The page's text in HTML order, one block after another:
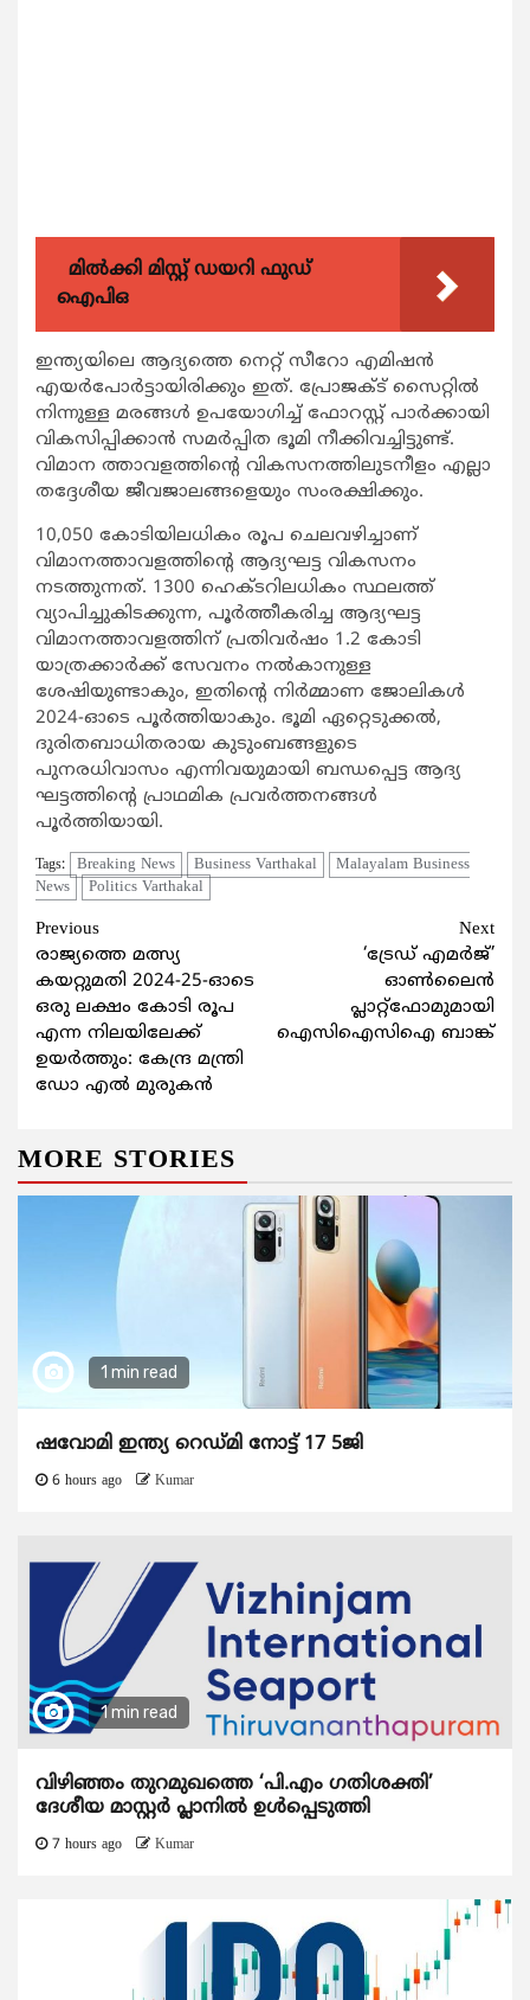
മിൽക്കി മിസ്റ്റ് ഡയറി ഫുഡ്
ഐപിഒ
ഇന്ത്യയിലെ ആദ്യത്തെ നെറ്റ് സീറോ എമിഷന്‍
എയര്‍പോര്‍ട്ടായിരിക്കും ഇത്. പ്രോജക്ട് സൈറ്റില്‍
നിന്നുള്ള മരങ്ങള്‍ ഉപയോഗിച്ച് ഫോറസ്റ്റ് പാര്‍ക്കായി
വികസിപ്പിക്കാന്‍ സമര്‍പ്പിത ഭൂമി നീക്കിവച്ചിട്ടുണ്ട്.
വിമാന ത്താവളത്തിന്റെ വികസനത്തിലുടനീളം എല്ലാ
തദ്ദേശീയ ജീവജാലങ്ങളെയും സംരക്ഷിക്കും.
10,050 കോടിയിലധികം രൂപ ചെലവഴിച്ചാണ്
വിമാനത്താവളത്തിന്റെ ആദ്യഘട്ട വികസനം
നടത്തുന്നത്. 1300 ഹെക്ടറിലധികം സ്ഥലത്ത്
വ്യാപിച്ചുകിടക്കുന്ന, പൂര്‍ത്തീകരിച്ച ആദ്യഘട്ട
വിമാനത്താവളത്തിന് പ്രതിവര്‍ഷം 1.2 കോടി
യാത്രക്കാര്‍ക്ക് സേവനം നല്‍കാനുള്ള
ശേഷിയുണ്ടാകും, ഇതിന്റെ നിര്‍മ്മാണ ജോലികള്‍
2024-ഓടെ പൂര്‍ത്തിയാകും. ഭൂമി ഏറ്റെടുക്കല്‍,
ദുരിതബാധിതരായ കുടുംബങ്ങളുടെ
പുനരധിവാസം എന്നിവയുമായി ബന്ധപ്പെട്ട ആദ്യ
ഘട്ടത്തിന്റെ പ്രാഥമിക പ്രവര്‍ത്തനങ്ങള്‍
പൂര്‍ത്തിയായി.
Tags: Breaking News Business Varthakal
Malayalam Business
News
Politics Varthakal
Continue
Reading
Previous
രാജ്യത്തെ മത്സ്യ
കയറ്റുമതി 2024-25-ഓടെ
ഒരു ലക്ഷം കോടി രൂപ
എന്ന നിലയിലേക്ക്
ഉയര്‍ത്തും: കേന്ദ്ര മന്ത്രി
ഡോ എല്‍ മുരുകന്‍
Next
‘ട്രേഡ് എമര്‍ജ്’
ഓണ്‍ലൈന്‍
പ്ലാറ്റ്‌ഫോമുമായി
ഐസിഐസിഐ ബാങ്ക്
MORE STORIES
1 min read
ഷവോമി ഇന്ത്യ റെഡ്മി നോട്ട് 17 5ജി
6 hours ago Kumar
1 min read
വിഴിഞ്ഞം തുറമുഖത്തെ ‘പി.എം ഗതിശക്തി’
ദേശീയ മാസ്റ്റർ പ്ലാനിൽ ഉൾപ്പെടുത്തി
7 hours ago Kumar